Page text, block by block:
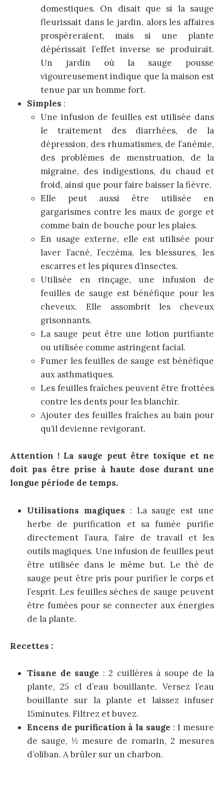
domestiques. On disait que si la sauge
fleurissait dans le jardin, alors les affaires
prospèreraient, mais si une plante
dépérissait l’effet inverse se produirait.
Un jardin où la sauge pousse
vigoureusement indique que la maison est
tenue par un homme fort.
Simples :
Une infusion de feuilles est utilisée dans
le traitement des diarrhées, de la
dépression, des rhumatismes, de l’anémie,
des problèmes de menstruation, de la
migraine, des indigestions, du chaud et
froid, ainsi que pour faire baisser la fièvre.
Elle peut aussi être utilisée en
gargarismes contre les maux de gorge et
comme bain de bouche pour les plaies.
En usage externe, elle est utilisée pour
laver l’acné, l’eczéma, les blessures, les
escarres et les piqures d’insectes.
Utilisée en rinçage, une infusion de
feuilles de sauge est bénéfique pour les
cheveux. Elle assombrit les cheveux
grisonnants.
La sauge peut être une lotion purifiante
ou utilisée comme astringent facial.
Fumer les feuilles de sauge est bénéfique
aux asthmatiques.
Les feuilles fraîches peuvent être frottées
contre les dents pour les blanchir.
Ajouter des feuilles fraîches au bain pour
qu’il devienne revigorant.
Attention ! La sauge peut être toxique et ne
doit pas être prise à haute dose durant une
longue période de temps.
Utilisations magiques : La sauge est une
herbe de purification et sa fumée purifie
directement l’aura, l’aire de travail et les
outils magiques. Une infusion de feuilles peut
être utilisée dans le même but. Le thé de
sauge peut être pris pour purifier le corps et
l’esprit. Les feuilles sèches de sauge peuvent
être fumées pour se connecter aux énergies
de la plante.
Recettes :
Tisane de sauge : 2 cuillères à soupe de la
plante, 25 cl d’eau bouillante. Versez l’eau
bouillante sur la plante et laissez infuser
15minutes. Filtrez et buvez.
Encens de purification à la sauge : 1 mesure
de sauge, ½ mesure de romarin, 2 mesures
d’oliban. A brûler sur un charbon.